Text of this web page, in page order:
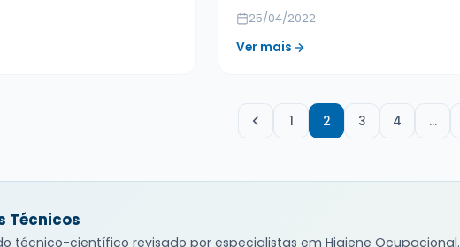
25/04/2022
Ver mais
1 2 3 4 …
Técnicos
técnico-científico revisado por especialistas em Higiene Ocupacional.